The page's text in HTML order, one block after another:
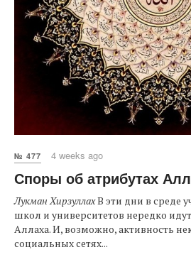
№ 477 4 weeks ago
Споры об атрибутах
Лукман ХирзуллахВ эти дни в среде
школ и университетов нередко
Аллаха. И, возможно, активность
социальных сетях...